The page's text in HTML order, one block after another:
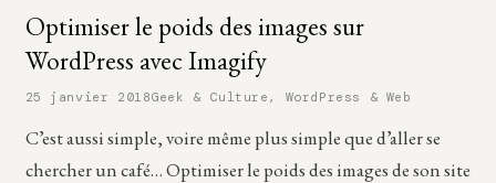
Optimiser le poids des images sur
WordPress avec Imagify
25 janvier 2018Geek & Culture, WordPress & Web
C’est aussi simple, voire même plus simple que d’aller se
chercher un café… Optimiser le poids des images de son site